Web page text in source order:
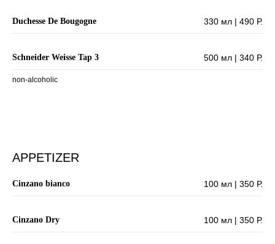
Duchesse De Bougogne 330 мл | 490 Р.
Schneider Weisse Tap 3 500 мл | 340 Р.
non-alcoholic
APPETIZER
Cinzano bianco 100 мл | 350 Р.
Cinzano Dry 100 мл | 350 Р.